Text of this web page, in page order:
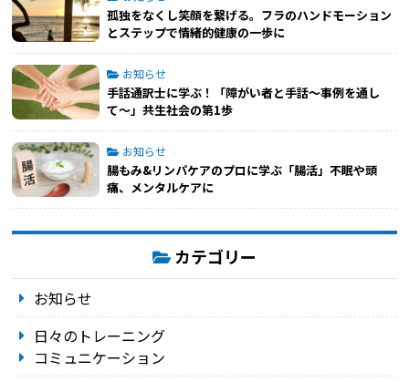
孤独をなくし笑顔を繋げる。フラのハンドモーション
とステップで情緒的健康の一歩に
お知らせ
手話通訳士に学ぶ！「障がい者と手話〜事例を通し
て〜」共生社会の第1歩
お知らせ
腸もみ&リンパケアのプロに学ぶ「腸活」不眠や頭
痛、メンタルケアに
カテゴリー
お知らせ
日々のトレーニング
コミュニケーション